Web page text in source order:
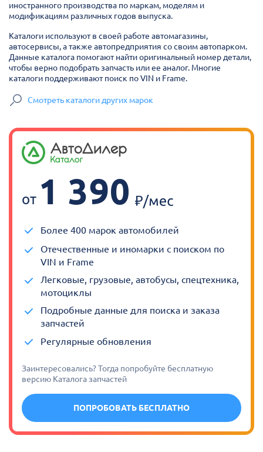
иностранного производства по маркам, моделям и
модификациям различных годов выпуска.
Каталоги используют в своей работе автомагазины,
автосервисы, а также автопредприятия со своим автопарком.
Данные каталога помогают найти оригинальный номер детали,
чтобы верно подобрать запчасть или ее аналог. Многие
каталоги поддерживают поиск по VIN и Frame.
Смотреть каталоги других марок
от 1 390
Более 400 марок автомобилей
Отечественные и иномарки с поиском по
VIN и Frame
Легковые, грузовые, автобусы, спецтехника,
мотоциклы
Подробные данные для поиска и заказа
запчастей
Регулярные обновления
Заинтересовались? Тогда попробуйте бесплатную
версию Каталога запчастей
ПОПРОБОВАТЬ БЕСПЛАТНО